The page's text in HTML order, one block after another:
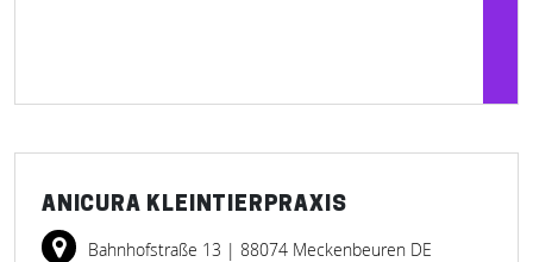
ANICURA KLEINTIERPRAXIS
Bahnhofstraße 13 | 88074 Meckenbeuren DE